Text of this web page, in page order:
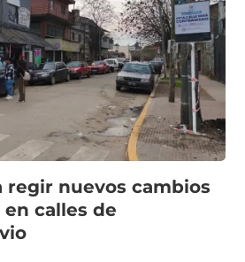
regir nuevos cambios
calles de